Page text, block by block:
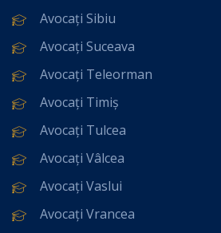
Avocați Sibiu
Avocați Suceava
Avocați Teleorman
Avocați Timiș
Avocați Tulcea
Avocați Vâlcea
Avocați Vaslui
Avocați Vrancea